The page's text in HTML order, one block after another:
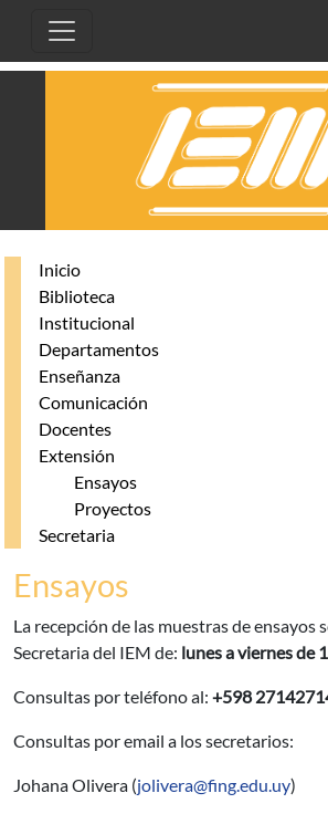
Inicio
Biblioteca
Institucional
Departamentos
Enseñanza
Comunicación
Docentes
Extensión
Ensayos
Proyectos
Secretaria
Ensayos
La recepción de las muestras de ensayos
Secretaria del IEM de: lunes a viernes de
Consultas por teléfono al: +598
Consultas por email a los secretarios:
Johana Olivera (jolivera@fing.edu.uy)